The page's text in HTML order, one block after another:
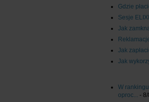
Gdzie
Sesje
Jak
Jak
Jak
W
oproc... -